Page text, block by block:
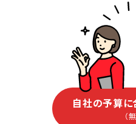
自社の予算に
（